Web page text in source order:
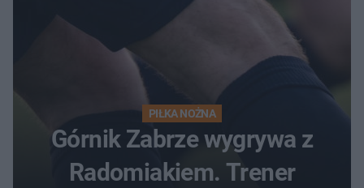
PIŁKA NOŻNA
Górnik Zabrze wygrywa z
Radomiakiem. Trener